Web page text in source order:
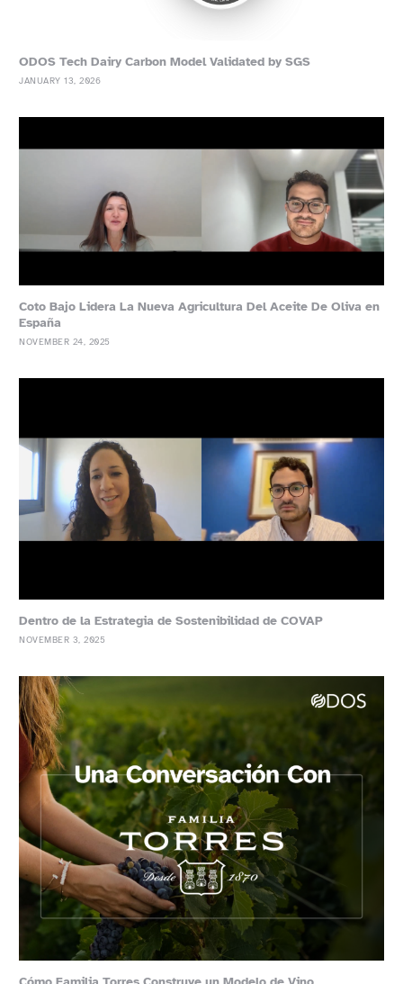
ODOS Tech Dairy Carbon Model Validated by SGS
JANUARY 13, 2026
Coto Bajo Lidera La Nueva Agricultura Del Aceite De Oliva en
España
NOVEMBER 24, 2025
Dentro de la Estrategia de Sostenibilidad de COVAP
NOVEMBER 3, 2025